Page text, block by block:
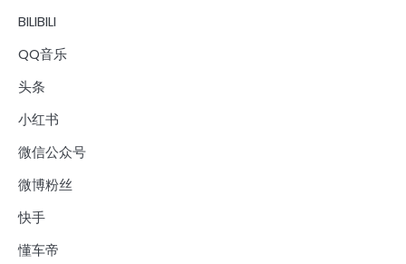
BILIBILI
QQ音乐
头条
小红书
微信公众号
微博粉丝
快手
懂车帝